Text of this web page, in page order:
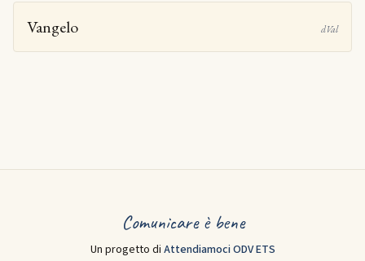
Vangelo dVal
Comunicare è bene
Un progetto di Attendiamoci ODV ETS